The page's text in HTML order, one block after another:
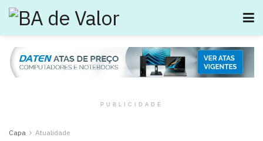
PUBLICIDADE
Capa Atualidade